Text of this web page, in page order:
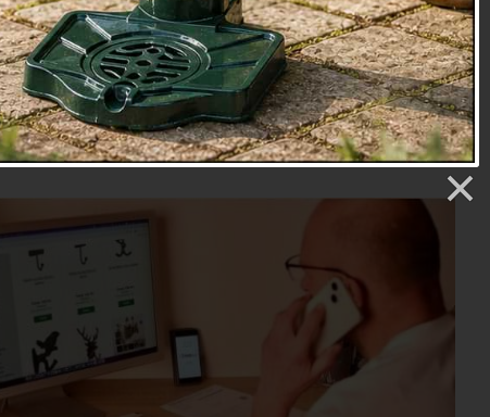
MÍT JIŽ ZÍTRA
7.8.
Přidat do košíku